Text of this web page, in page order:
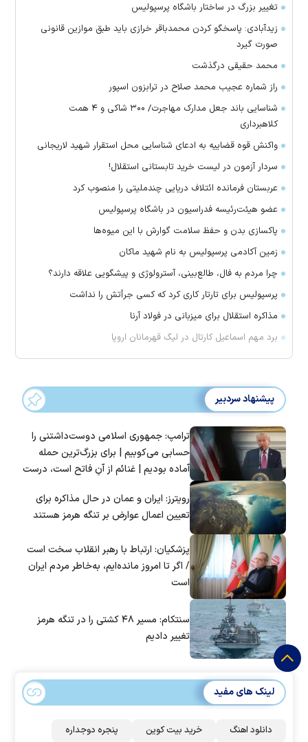
تغییر بزرگ در ساختار باشگاه پرسپولیس
زیدآبادی: پاسخگو کردن محمدباقر خرازی باید طبق موازین قانونی
صورت گیرد
محمد حقیقی درگذشت
راز شماره عجیب محمد صلاح در ترابزون اسپور
شناسایی باند جعل مدارک مهاجرت/ ۳۰۰ شاکی و ۴ همت
کلاهبرداری
واکنش قوه قضاییه به ادعای شناسایی محل استقرار شهید لاریجانی
سردار آزمون در لیست خرید تابستانی استقلال!
عربستان فرمانده ائتلاف دریایی چندملیتی را منصوب کرد
عضو هیئت‌رئیسه فدراسیون در باشگاه پرسپولیس
پاکسازی بدن و حفظ سلامت گوارش با این میوه‌ها
زمین آکادمی پرسپولیس به نام شهید ماکان
چرا مردم به فال، طالع‌بینی، آسترولوژی و پیشگویی علاقه دارند؟
پرسپولیس برای تارتار کاری کرد که کسی جرأتش را نداشت
مذاکره استقلال برای میزبانی در فولاد آرنا
برد مهم اسماعیل کارتال در لیگ قهرمانان اروپا
پیشنهاد سردبیر
ترامپ: جمهوری اسلامی دوست‌داشتنی را
حسابی می‌کوبیم | برای بزرگ‌ترین حمله
آماده بودیم | غنائم از آنِ فاتح است، درست
رویترز: ایران و عمان در حال مذاکره برای
تعیین اعمال عوارض بر تنگه هرمز هستند
پزشکیان: ارتباط با رهبر انقلاب سخت است
/ اگر تا امروز مانده‌ایم، به‌خاطر مردم ایران
است
سنتکام: مسیر ۴۸ کشتی را در تنگه هرمز
تغییر دادیم
لینک های مفید
دانلود اهنگ خرید بیت کوین پنجره دوجداره